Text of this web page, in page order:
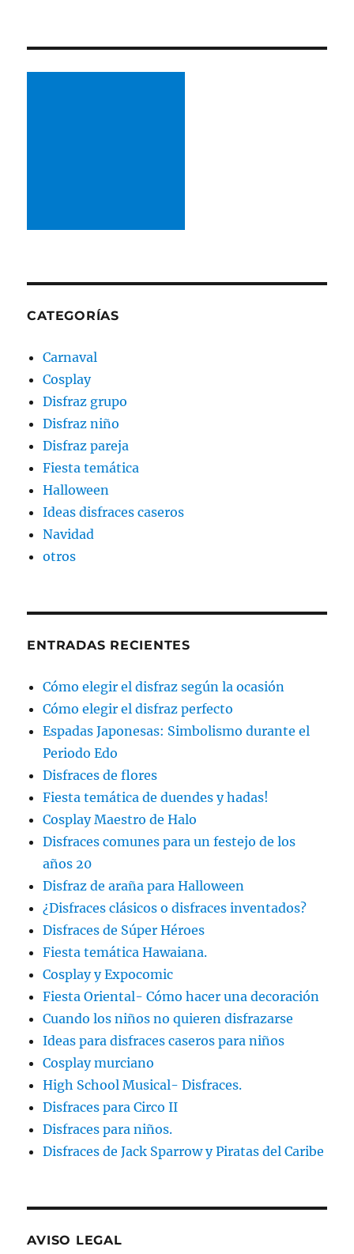
CATEGORÍAS
Carnaval
Cosplay
Disfraz grupo
Disfraz niño
Disfraz pareja
Fiesta temática
Halloween
Ideas disfraces caseros
Navidad
otros
ENTRADAS RECIENTES
Cómo elegir el disfraz según la ocasión
Cómo elegir el disfraz perfecto
Espadas Japonesas: Simbolismo durante el
Periodo Edo
Disfraces de flores
Fiesta temática de duendes y hadas!
Cosplay Maestro de Halo
Disfraces comunes para un festejo de los
años 20
Disfraz de araña para Halloween
¿Disfraces clásicos o disfraces inventados?
Disfraces de Súper Héroes
Fiesta temática Hawaiana.
Cosplay y Expocomic
Fiesta Oriental- Cómo hacer una decoración
Cuando los niños no quieren disfrazarse
Ideas para disfraces caseros para niños
Cosplay murciano
High School Musical- Disfraces.
Disfraces para Circo II
Disfraces para niños.
Disfraces de Jack Sparrow y Piratas del Caribe
AVISO LEGAL